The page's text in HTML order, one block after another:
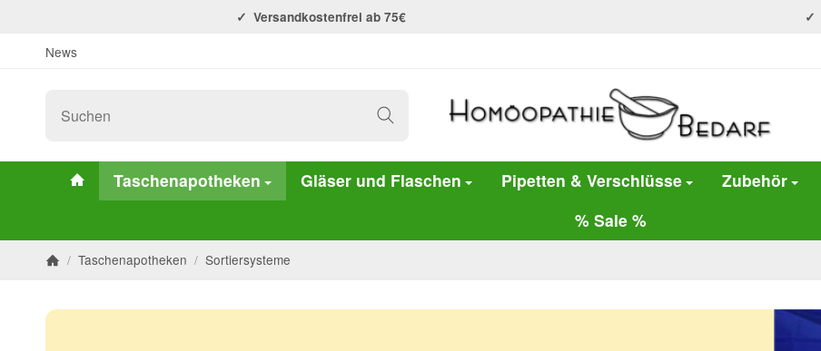
Versandkostenfrei ab 75€
News
#custom.linkHome#
Taschenapotheken Gläser und Flaschen Pipetten & Verschlüsse Zubehör
% Sale %
/ Taschenapotheken / Sortiersysteme